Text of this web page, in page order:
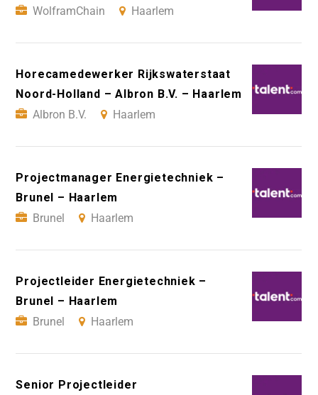
WolframChain
Haarlem
Horecamedewerker Rijkswaterstaat
Noord-Holland – Albron B.V. – Haarlem
Albron B.V.
Haarlem
Projectmanager Energietechniek –
Brunel – Haarlem
Brunel
Haarlem
Projectleider Energietechniek –
Brunel – Haarlem
Brunel
Haarlem
Senior Projectleider